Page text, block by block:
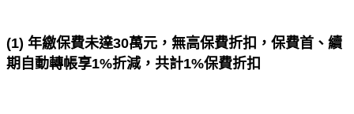
(1) 年繳保費未達30萬元，無高保費折扣，保費首、續
期自動轉帳享1%折減，共計1%保費折扣